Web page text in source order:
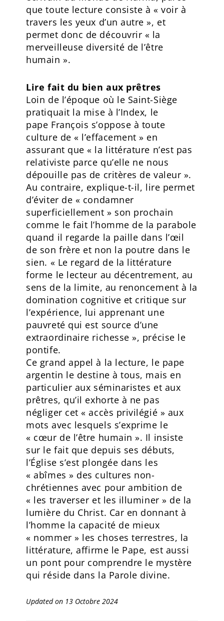
que toute lecture consiste à « voir à
travers les yeux d’un autre », et
permet donc de découvrir « la
merveilleuse diversité de l’être
humain ».
Lire fait du bien aux prêtres
Loin de l’époque où le Saint-Siège
pratiquait la mise à l’Index, le
pape François s’oppose à toute
culture de « l’effacement » en
assurant que « la littérature n’est pas
relativiste parce qu’elle ne nous
dépouille pas de critères de valeur ».
Au contraire, explique-t-il, lire permet
d’éviter de « condamner
superficiellement » son prochain
comme le fait l’homme de la parabole
quand il regarde la paille dans l’œil
de son frère et non la poutre dans le
sien. « Le regard de la littérature
forme le lecteur au décentrement, au
sens de la limite, au renoncement à la
domination cognitive et critique sur
l’expérience, lui apprenant une
pauvreté qui est source d’une
extraordinaire richesse », précise le
pontife.
Ce grand appel à la lecture, le pape
argentin le destine à tous, mais en
particulier aux séminaristes et aux
prêtres, qu’il exhorte à ne pas
négliger cet « accès privilégié » aux
mots avec lesquels s’exprime le
« cœur de l’être humain ». Il insiste
sur le fait que depuis ses débuts,
l’Église s’est plongée dans les
« abîmes » des cultures non-
chrétiennes avec pour ambition de
« les traverser et les illuminer » de la
lumière du Christ. Car en donnant à
l’homme la capacité de mieux
« nommer » les choses terrestres, la
littérature, affirme le Pape, est aussi
un pont pour comprendre le mystère
qui réside dans la Parole divine.
Updated on 13 Octobre 2024